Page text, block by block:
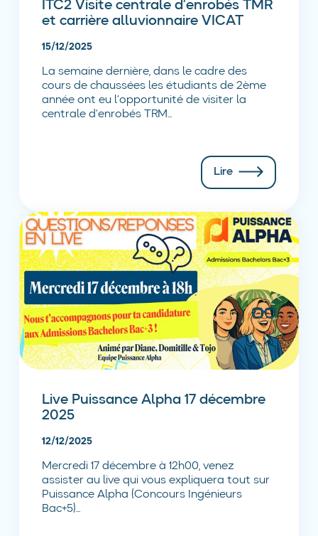
ITC2 Visite centrale d’enrobés TMR
et carrière alluvionnaire VICAT
15/12/2025
La semaine dernière, dans le cadre des
cours de chaussées les étudiants de 2ème
année ont eu l’opportunité de visiter la
centrale d’enrobés TRM...
Lire
Live Puissance Alpha 17 décembre
2025
12/12/2025
Mercredi 17 décembre à 12h00, venez
assister au live qui vous expliquera tout sur
Puissance Alpha (Concours Ingénieurs
Bac+5)...